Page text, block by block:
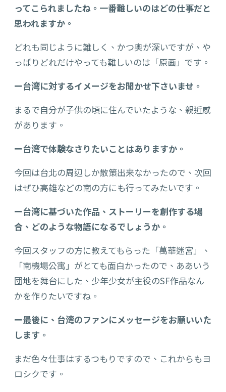
ってこられましたね。一番難しいのはどの仕事だと
思われますか。
どれも同じように難しく、かつ奥が深いですが、や
っぱりどれだけやっても難しいのは「原画」です。
ー台湾に対するイメージをお聞かせ下さいませ。
まるで自分が子供の頃に住んでいたような、親近感
があります。
ー台湾で体験なさりたいことはありますか。
今回は台北の周辺しか散策出来なかったので、次回
はぜひ高雄などの南の方にも行ってみたいです。
ー台湾に基づいた作品、ストーリーを創作する場
合、どのような物語になるでしょうか。
今回スタッフの方に教えてもらった「萬華迷宮」、
「南機場公寓」がとても面白かったので、ああいう
団地を舞台にした、少年少女が主役のSF作品なん
かを作りたいですね。
ー最後に、台湾のファンにメッセージをお願いいた
します。
まだ色々仕事はするつもりですので、これからもヨ
ロシクです。